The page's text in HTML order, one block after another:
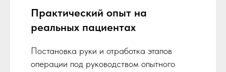
Практический опыт на
реальных пациентах
Постановка руки и отработка этапов
операции под руководством опытного